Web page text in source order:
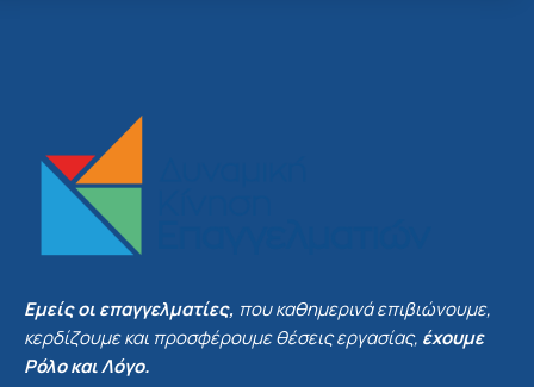
Εμείς οι επαγγελματίες, που καθημερινά επιβιώνουμε,
κερδίζουμε και προσφέρουμε θέσεις εργασίας, έχουμε
Ρόλο και Λόγο.